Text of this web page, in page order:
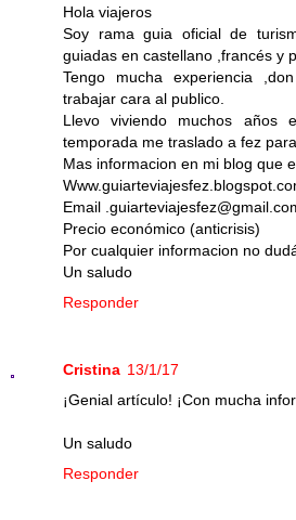
Hola viajeros
Soy rama guia oficial de
guiadas en castellano ,francés y
Tengo mucha experiencia
trabajar cara al publico.
Llevo viviendo muchos
temporada me traslado a fez
Mas informacion en mi blog que
Email
Precio económico (anticrisis)
Por cualquier informacion no
Un saludo
Responder
Cristina 13/1/17
¡Genial artículo! ¡Con mucha
Un saludo
Responder